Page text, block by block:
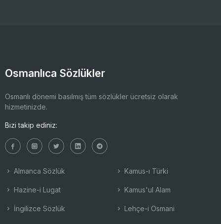
Osmanlıca Sözlükler
Osmanlı dönemi basılmış tüm sözlükler ücretsiz olarak
hizmetinizde.
Bizi takip ediniz:
Almanca Sözlük
Hazine-i Lugat
İngilizce Sözlük
Kamus-ı Türki
Kamus'ul Alam
Lehçe-i Osmani